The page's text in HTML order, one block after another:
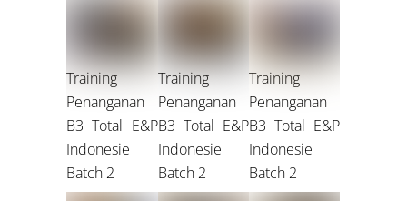
Training
Penanganan
B3 Total E&P
Indonesie
Batch 2
Training
Penanganan
B3 Total E&P
Indonesie
Batch 2
Training
Penanganan
B3 Total E&P
Indonesie
Batch 2